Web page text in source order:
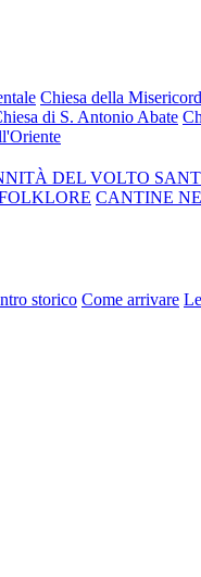
Chiesa della
di S. Antonio Abate
DEL VOLTO
CANTINE
storico Come arrivare